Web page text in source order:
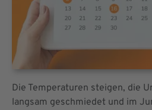
Die Temperaturen steigen, die
langsam geschmiedet und im